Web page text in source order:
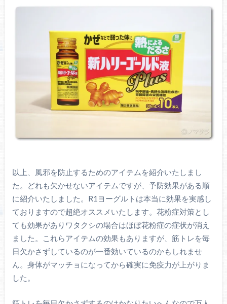
以上、風邪を防止するためのアイテムを紹介いたしまし
た。どれも欠かせないアイテムですが、予防効果がある順
に紹介いたしました。R1ヨーグルトは本当に効果を実感し
ておりますので超絶オススメいたします。花粉症対策とし
ても効果がありワタクシの場合はほぼ花粉症の症状が消え
ました。これらアイテムの効果もありますが、筋トレを毎
日欠かさずしているのが一番効いているのかもしれませ
ん。身体がマッチョになってから確実に免疫力が上がりま
した。